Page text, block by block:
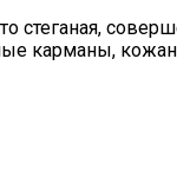
стеганая,
карманы,